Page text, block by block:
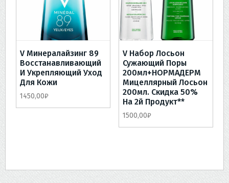
V Минералайзинг 89
Восстанавливающий
И Укрепляющий Уход
Для Кожи
1450,00₽
V Набор Лосьон
Сужающий Поры
200мл+НОРМАДЕРМ
Мицеллярный Лосьон
200мл. Скидка 50%
На 2й Продукт**
1500,00₽